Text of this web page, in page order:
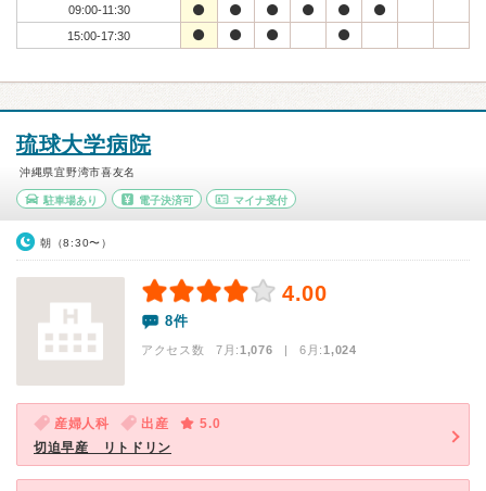
09:00-11:30
15:00-17:30
琉球大学病院
沖縄県宜野湾市喜友名
駐車場あり 電子決済可 マイナ受付
朝（8:30〜）
4.00
8件
アクセス数 7月:1,076 | 6月:1,024
産婦人科 出産
5.0
切迫早産 リトドリン